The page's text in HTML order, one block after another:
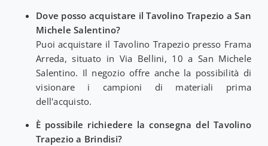
Dove posso acquistare il Tavolino Trapezio a San
Michele Salentino?
Puoi acquistare il Tavolino Trapezio presso Frama
Arreda, situato in Via Bellini, 10 a San Michele
Salentino. Il negozio offre anche la possibilità di
visionare i campioni di materiali prima
dell'acquisto.
È possibile richiedere la consegna del Tavolino
Trapezio a Brindisi?